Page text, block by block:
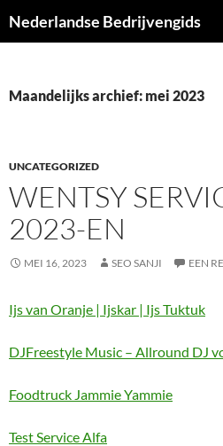
naar
Nederlandse Bedrijvengids
Maandelijks archief: mei 2023
UNCATEGORIZED
WENTSY
2023-EN
MEI 16, 2023 SEO SANJI EEN
Ijs van Oranje | Ijskar | Ijs Tuktuk
DJFreestyle Music – Allround DJ
Foodtruck Jammie Yammie
Test Service Alfa